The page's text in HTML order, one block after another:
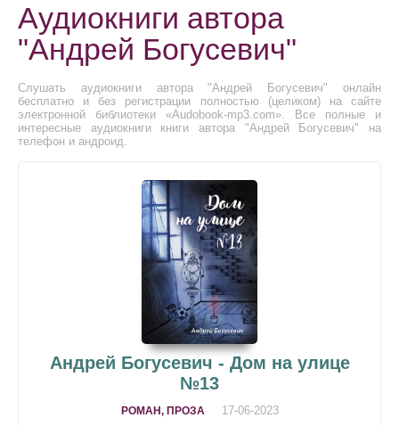
Аудиокниги автора
"Андрей Богусевич"
Слушать аудиокниги автора "Андрей Богусевич" онлайн
бесплатно и без регистрации полностью (целиком) на сайте
электронной библиотеки «Audobook-mp3.com». Все полные и
интересные аудиокниги книги автора "Андрей Богусевич" на
телефон и андроид.
Андрей Богусевич - Дом на улице
№13
РОМАН, ПРОЗА 17-06-2023